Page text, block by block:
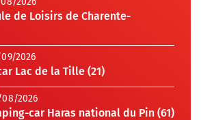
de Loisirs de Charente-
2026
Lac de la Tille (21)
2026
car Haras national du Pin (61)